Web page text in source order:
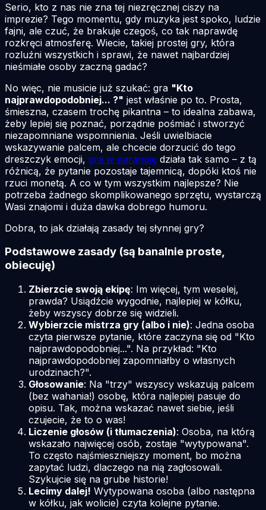
Serio, kto z nas nie zna tej niezręcznej ciszy na
imprezie? Tego momentu, gdy muzyka jest spoko, ludzie
fajni, ale czuć, że brakuje czegoś, co tak naprawdę
rozkręci atmosferę. Wiecie, takiej prostej gry, która
rozluźni wszystkich i sprawi, że nawet najbardziej
nieśmiałe osoby zaczną gadać?
No więc, nie musicie już szukać: gra "Kto
najprawdopodobniej... ?" jest właśnie po to. Prosta,
śmieszna, czasem trochę pikantna – to idealna zabawa,
żeby lepiej się poznać, porządnie pośmiać i stworzyć
niezapomniane wspomnienia. Jeśli uwielbiacie
wskazywanie palcem, ale chcecie dorzucić do tego
dreszczyk emocji, gra w paranoję działa tak samo – z tą
różnicą, że pytanie pozostaje tajemnicą, dopóki ktoś nie
rzuci monetą. A co w tym wszystkim najlepsze? Nie
potrzeba żadnego skomplikowanego sprzętu, wystarczą
Wasi znajomi i duża dawka dobrego humoru.
Dobra, to jak działają zasady tej słynnej gry?
Podstawowe zasady (są banalnie proste,
obiecuję)
Zbierzcie swoją ekipę: Im więcej, tym weselej,
prawda? Usiądźcie wygodnie, najlepiej w kółku,
żeby wszyscy dobrze się widzieli.
Wybierzcie mistrza gry (albo i nie): Jedna osoba
czyta pierwsze pytanie, które zaczyna się od "Kto
najprawdopodobniej...". Na przykład: "Kto
najprawdopodobniej zapomniałby o własnych
urodzinach?".
Głosowanie: Na "trzy" wszyscy wskazują palcem
(bez wahania!) osobę, która najlepiej pasuje do
opisu. Tak, można wskazać nawet siebie, jeśli
czujecie, że to o was!
Liczenie głosów (i tłumaczenia): Osoba, na którą
wskazało najwięcej osób, zostaje "wytypowana".
To często najśmieszniejszy moment, bo można
zapytać ludzi, dlaczego na nią zagłosowali.
Szykujcie się na grube historie!
Lecimy dalej! Wytypowana osoba (albo następna
w kółku, jak wolicie) czyta kolejne pytanie.